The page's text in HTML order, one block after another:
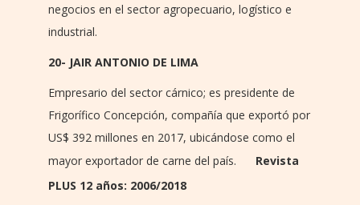
negocios en el sector agropecuario, logístico e
industrial.
20- JAIR ANTONIO DE LIMA
Empresario del sector cárnico; es presidente de
Frigorífico Concepción, compañía que exportó por
US$ 392 millones en 2017, ubicándose como el
mayor exportador de carne del país.
Revista
PLUS 12 años: 2006/2018